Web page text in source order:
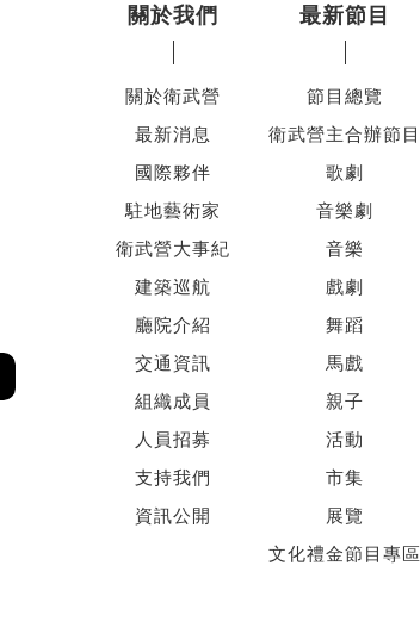
關於我們
關於衛武營
最新消息
國際夥伴
駐地藝術家
衛武營大事紀
建築巡航
廳院介紹
交通資訊
組織成員
人員招募
支持我們
資訊公開
最新節目
節目總覽
衛武營主合辦節目
歌劇
音樂劇
音樂
戲劇
舞蹈
馬戲
親子
活動
市集
展覽
文化禮金節目專區